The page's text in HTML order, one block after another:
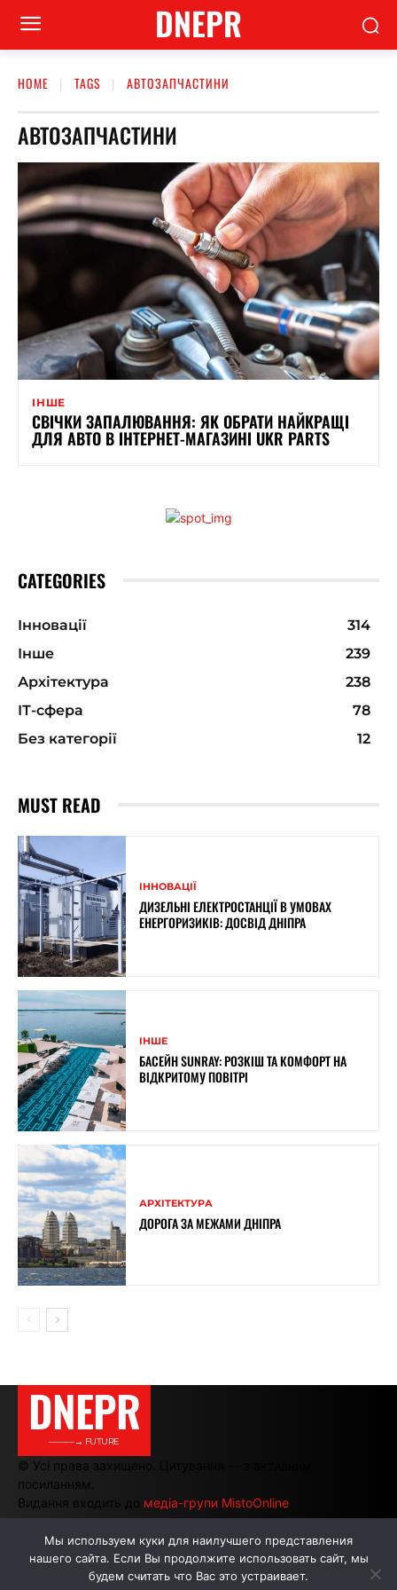
DNEPR
HOME TAGS АВТОЗАПЧАСТИНИ
АВТОЗАПЧАСТИНИ
ІНШЕ
СВІЧКИ ЗАПАЛЮВАННЯ: ЯК ОБРАТИ НАЙКРАЩІ
ДЛЯ АВТО В ІНТЕРНЕТ-МАГАЗИНІ UKR PARTS
CATEGORIES
Інновації
314
Інше
239
Архітектура
238
ІТ-сфера
78
Без категорії
12
MUST READ
ІННОВАЦІЇ
ДИЗЕЛЬНІ ЕЛЕКТРОСТАНЦІЇ В УМОВАХ
ЕНЕРГОРИЗИКІВ: ДОСВІД ДНІПРА
ІНШЕ
БАСЕЙН SUNRAY: РОЗКІШ ТА КОМФОРТ НА
ВІДКРИТОМУ ПОВІТРІ
АРХІТЕКТУРА
ДОРОГА ЗА МЕЖАМИ ДНІПРА
DNEPR
———→ FUTURE
© Усі права захищено. Цитування — з активним
посиланням.
Видання входить до медіа-групи MistoOnline
АВТОРИ РЕКЛАМА НА САЙТІ
Мы используем куки для наилучшего представления
нашего сайта. Если Вы продолжите использовать сайт, мы
будем считать что Вас это устраивает.